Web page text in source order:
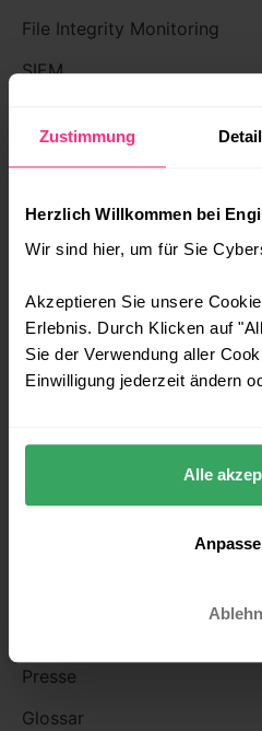
Zustimmung
Herzlich Willkommen bei
Wir sind hier, um für Sie
Akzeptieren Sie unsere
Erlebnis. Durch Klicken auf
Sie der Verwendung aller
Einwilligung jederzeit ändern
Alle
File Integrity Monitoring
SIEM
DIREKT LOSLEGEN
Demo
Dokumentation
API
UNTERNEHMEN
Über uns
Karriere
Presse
Glossar